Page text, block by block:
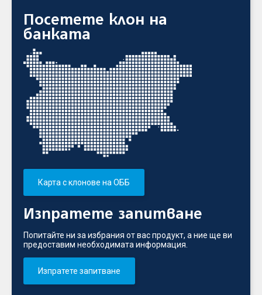
Посетете клон на
банката
Карта с клонове на ОББ
Изпратете запитване
Попитайте ни за избрания от вас продукт, а ние ще ви
предоставим необходимата информация.
Изпратете запитване